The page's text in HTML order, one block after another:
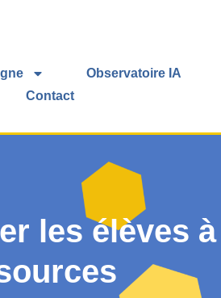
Observatoire IA
Contact
les élèves